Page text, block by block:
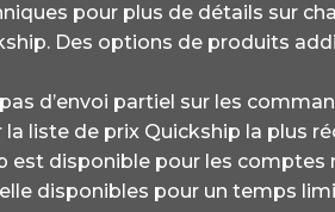
pour plus de détails sur
Des options de produits
d’envoi partiel sur les
la liste de prix Quickship la plus
est disponible pour les comptes
disponibles pour un temps